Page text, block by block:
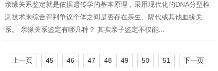
亲缘关系鉴定就是依据遗传学的基本原理，采用现代化的DNA分型检
测技术来综合评判争议个体之间是否存在亲生、隔代或其他血缘关
系。 亲缘关系鉴定有哪几种？ 其实亲子鉴定不仅能...
上一页 45 46 47 48 49 50 51 下一页